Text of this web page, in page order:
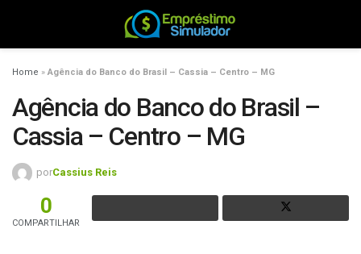
Home » Agência do Banco do Brasil – Cassia – Centro – MG
Agência do Banco do Brasil –
Cassia – Centro – MG
porCassius Reis
0
COMPARTILHAR